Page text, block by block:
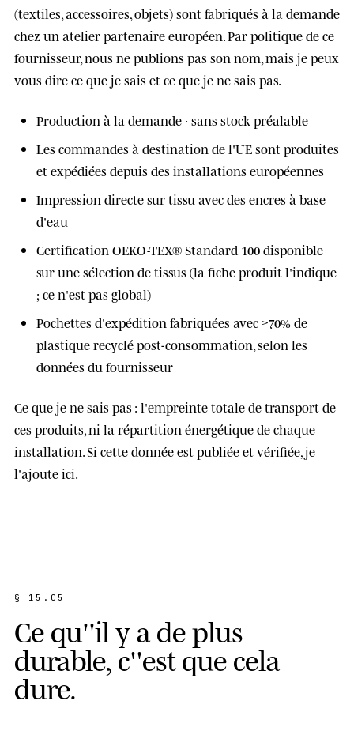
(textiles, accessoires, objets) sont fabriqués à la demande
chez un atelier partenaire européen . Par politique de ce
fournisseur, nous ne publions pas son nom, mais je peux
vous dire ce que je sais et ce que je ne sais pas.
Production à la demande · sans stock préalable
Les commandes à destination de l'UE sont produites
et expédiées depuis des installations européennes
Impression directe sur tissu avec des encres à base
d'eau
Certification OEKO-TEX® Standard 100disponible
sur une sélection de tissus (la fiche produit l'indique
; ce n'est pas global)
Pochettes d'expédition fabriquées avec≥70% de
plastique recyclé post-consommation , selon les
données du fournisseur
Ce que je ne sais pas : l'empreinte totale de transport de
ces produits, ni la répartition énergétique de chaque
installation. Si cette donnée est publiée et vérifiée, je
l'ajoute ici.
§ 15.05
Cequ''il yadeplus
durable, c''estquecela
dure.